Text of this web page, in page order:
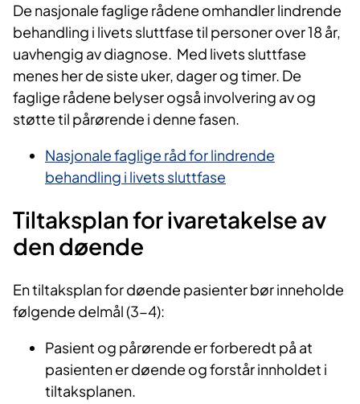
De nasjonale faglige rådene omhandler lindrende
behandling i livets sluttfase til personer over 18 år,
uavhengig av diagnose. Med livets sluttfase
menes her de siste uker, dager og timer. De
faglige rådene belyser også involvering av og
støtte til pårørende i denne fasen.
​Nasjonale faglige råd for lindrende
behandling i livets sluttfase
Tiltaksplan for ivaretakelse av
den døende
En tiltaksplan for døende pasienter bør inneholde
følgende delmål (3-4):
Pasient og pårørende er forberedt på at
pasienten er døende og forstår innholdet i
tiltaksplanen.